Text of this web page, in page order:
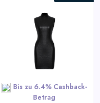
Bis zu 6.4% Cashback-
Betrag